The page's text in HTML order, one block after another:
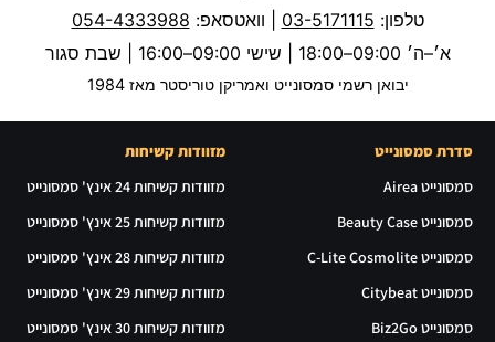
טלפון: 03-5171115 | וואטסאפ: 054-4333988
א׳–ה׳ 09:00–18:00 | שישי 09:00–16:00 | שבת סגור
יבואן רשמי סמסונייט ואמריקן טוריסטר מאז 1984
סדרת סמסונייט
סמסונייט Airea
סמסונייט Beauty Case
סמסונייט C-Lite Cosmolite
סמסונייט Citybeat
סמסונייט Biz2Go
מזוודות קשיחות
מזוודות קשיחות 24 אינץ' סמסונייט
מזוודות קשיחות 25 אינץ' סמסונייט
מזוודות קשיחות 28 אינץ' סמסונייט
מזוודות קשיחות 29 אינץ' סמסונייט
מזוודות קשיחות 30 אינץ' סמסונייט